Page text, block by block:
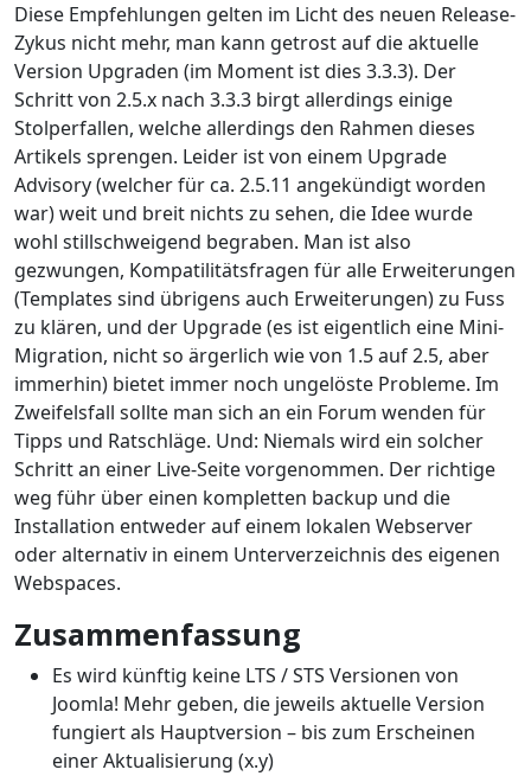
Diese Empfehlungen gelten im Licht des neuen Release-
Zykus nicht mehr, man kann getrost auf die aktuelle
Version Upgraden (im Moment ist dies 3.3.3). Der
Schritt von 2.5.x nach 3.3.3 birgt allerdings einige
Stolperfallen, welche allerdings den Rahmen dieses
Artikels sprengen. Leider ist von einem Upgrade
Advisory (welcher für ca. 2.5.11 angekündigt worden
war) weit und breit nichts zu sehen, die Idee wurde
wohl stillschweigend begraben. Man ist also
gezwungen, Kompatilitätsfragen für alle Erweiterungen
(Templates sind übrigens auch Erweiterungen) zu Fuss
zu klären, und der Upgrade (es ist eigentlich eine Mini-
Migration, nicht so ärgerlich wie von 1.5 auf 2.5, aber
immerhin) bietet immer noch ungelöste Probleme. Im
Zweifelsfall sollte man sich an ein Forum wenden für
Tipps und Ratschläge. Und: Niemals wird ein solcher
Schritt an einer Live-Seite vorgenommen. Der richtige
weg führ über einen kompletten backup und die
Installation entweder auf einem lokalen Webserver
oder alternativ in einem Unterverzeichnis des eigenen
Webspaces.
Zusammenfassung
Es wird künftig keine LTS / STS Versionen von
Joomla! Mehr geben, die jeweils aktuelle Version
fungiert als Hauptversion – bis zum Erscheinen
einer Aktualisierung (x.y)